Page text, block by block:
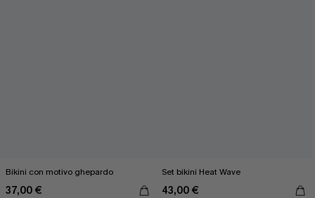
Bikini con motivo ghepardo
37,00 €
Set bikini Heat Wave
43,00 €